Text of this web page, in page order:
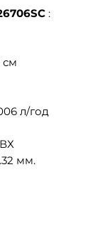
:
см
л/год
мм.